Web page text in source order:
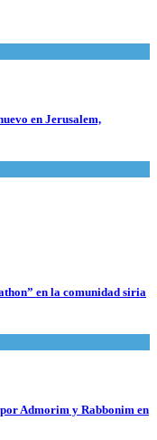
en Jerusalem,
en la comunidad siria
Admorim y Rabbonim en